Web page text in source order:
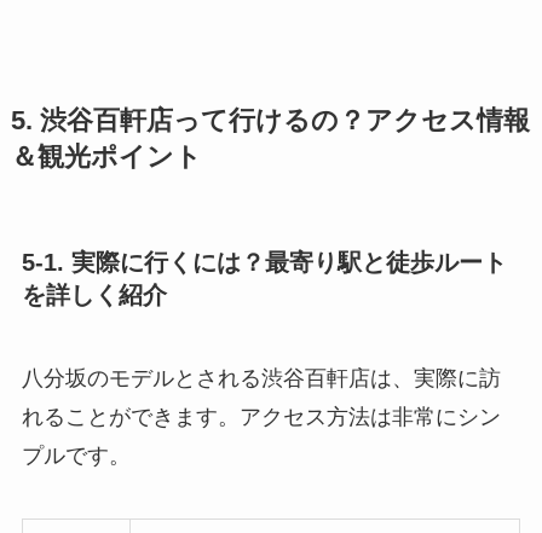
5. 渋谷百軒店って行けるの？アクセス情報
＆観光ポイント
5-1. 実際に行くには？最寄り駅と徒歩ルート
を詳しく紹介
八分坂のモデルとされる渋谷百軒店は、実際に訪
れることができます。アクセス方法は非常にシン
プルです。